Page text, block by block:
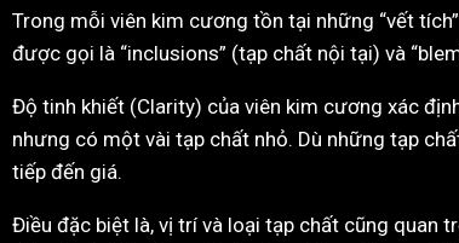
Trong mỗi viên kim cương tồn tại những “vết
được gọi là “inclusions” (tạp chất nội tại) và
Độ tinh khiết (Clarity) của viên kim cương xác
nhưng có một vài tạp chất nhỏ. Dù những tạp
tiếp đến giá.
Điều đặc biệt là, vị trí và loại tạp chất cũng quan